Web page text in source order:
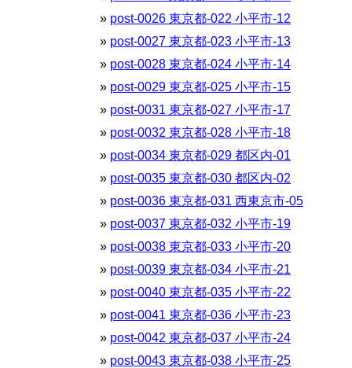
post-0026 東京都-022 小平市-12
post-0027 東京都-023 小平市-13
post-0028 東京都-024 小平市-14
post-0029 東京都-025 小平市-15
post-0031 東京都-027 小平市-17
post-0032 東京都-028 小平市-18
post-0034 東京都-029 都区内-01
post-0035 東京都-030 都区内-02
post-0036 東京都-031 西東京市-05
post-0037 東京都-032 小平市-19
post-0038 東京都-033 小平市-20
post-0039 東京都-034 小平市-21
post-0040 東京都-035 小平市-22
post-0041 東京都-036 小平市-23
post-0042 東京都-037 小平市-24
post-0043 東京都-038 小平市-25